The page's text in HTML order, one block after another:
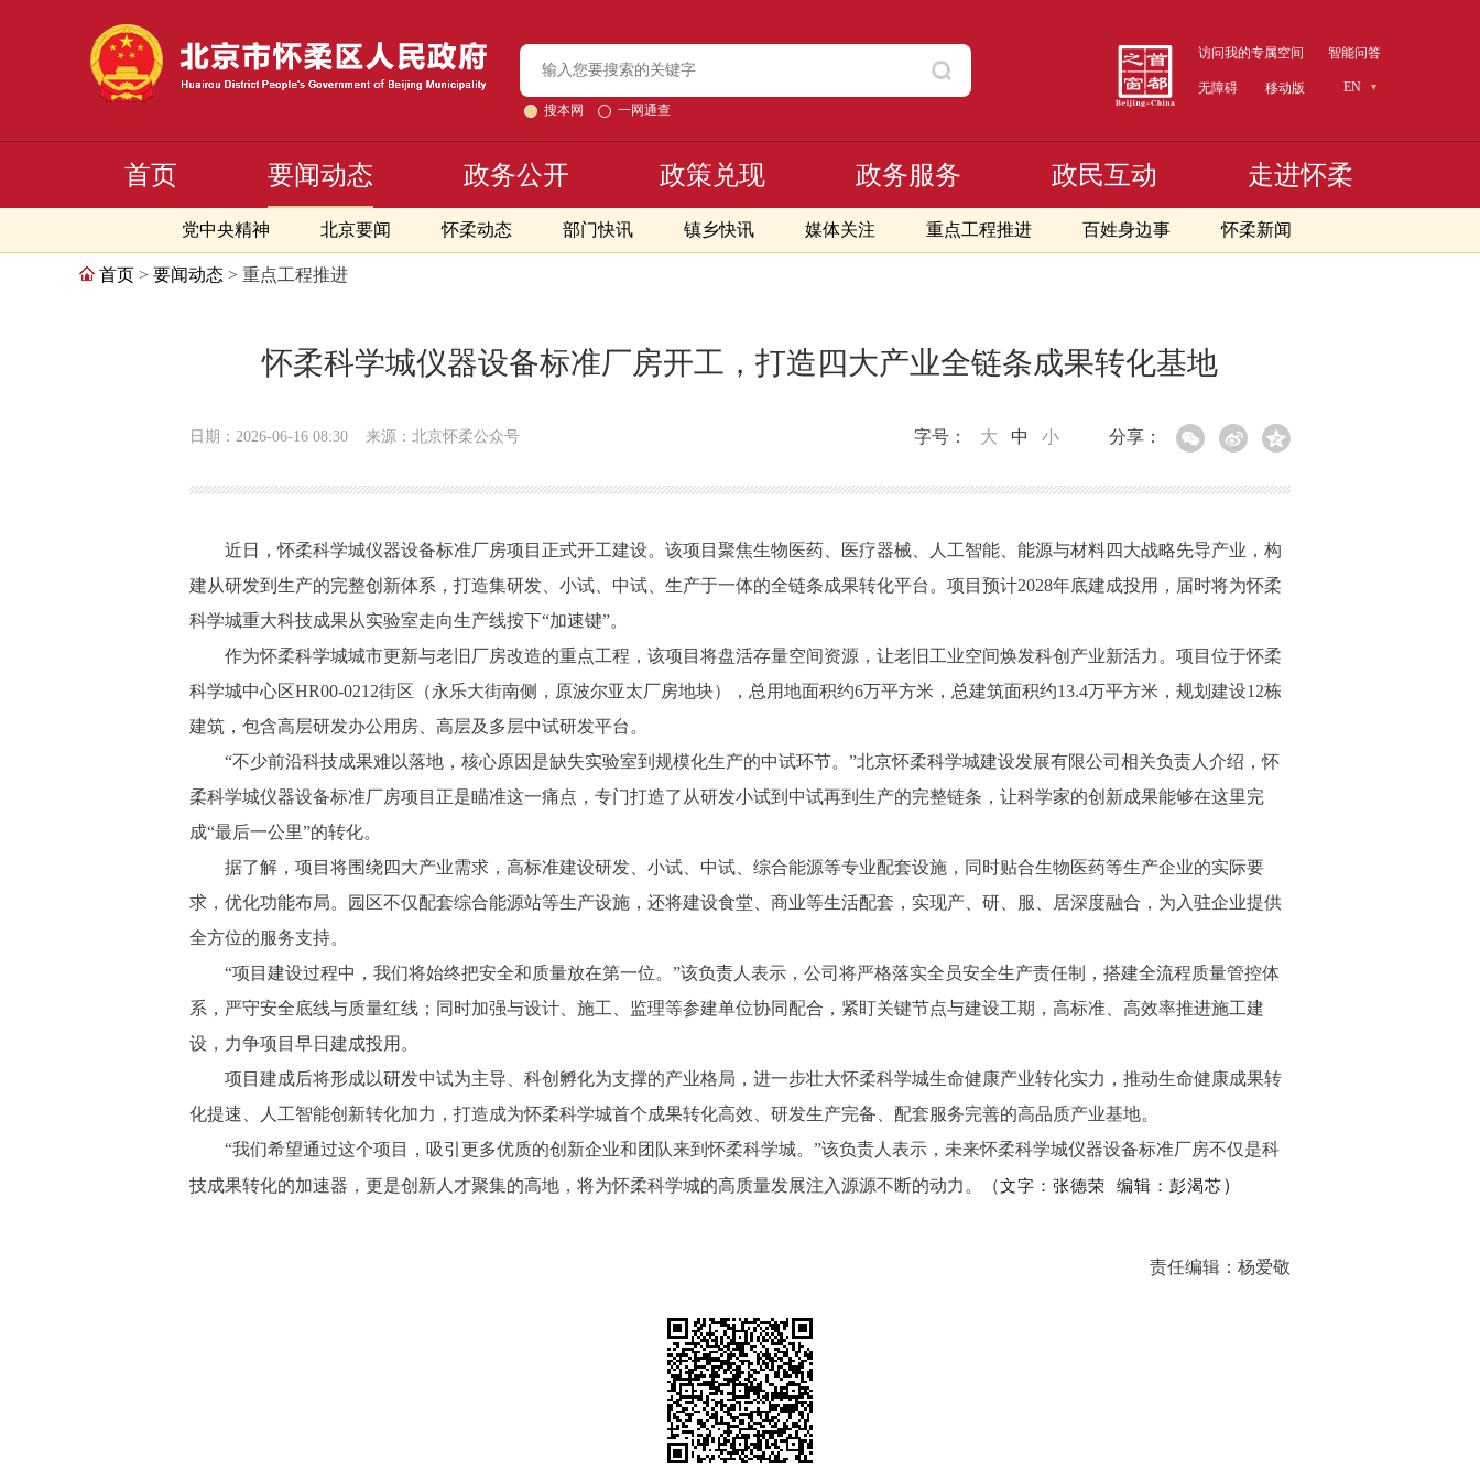
搜本网 一网通查
访问我的专属空间 智能问答
无障碍 移动版 EN
首页 要闻动态
党中央精神 北京要闻 怀柔动态 部门快讯 镇乡快讯 媒体关注 重点工程推进 百姓身边事 怀柔新闻
政务公开 政策兑现 政务服务 政民互动 走进怀柔
首页 > 要闻动态 > 重点工程推进
怀柔科学城仪器设备标准厂房开工，打造四大产业全链条成果转化基地
日期：2026-06-16 08:30 来源：北京怀柔公众号 分享：
字号： 大 中 小
近日，怀柔科学城仪器设备标准厂房项目正式开工建设。该项目聚焦生物医药、医疗器械、人工智能、能源与材料四大战略先导产业，构
建从研发到生产的完整创新体系，打造集研发、小试、中试、生产于一体的全链条成果转化平台。项目预计2028年底建成投用，届时将为怀柔
科学城重大科技成果从实验室走向生产线按下“加速键”。
作为怀柔科学城城市更新与老旧厂房改造的重点工程，该项目将盘活存量空间资源，让老旧工业空间焕发科创产业新活力。项目位于怀柔
科学城中心区HR00-0212街区（永乐大街南侧，原波尔亚太厂房地块），总用地面积约6万平方米，总建筑面积约13.4万平方米，规划建设12栋
建筑，包含高层研发办公用房、高层及多层中试研发平台。
“不少前沿科技成果难以落地，核心原因是缺失实验室到规模化生产的中试环节。”北京怀柔科学城建设发展有限公司相关负责人介绍，怀
柔科学城仪器设备标准厂房项目正是瞄准这一痛点，专门打造了从研发小试到中试再到生产的完整链条，让科学家的创新成果能够在这里完
成“最后一公里”的转化。
据了解，项目将围绕四大产业需求，高标准建设研发、小试、中试、综合能源等专业配套设施，同时贴合生物医药等生产企业的实际要
求，优化功能布局。园区不仅配套综合能源站等生产设施，还将建设食堂、商业等生活配套，实现产、研、服、居深度融合，为入驻企业提供
全方位的服务支持。
“项目建设过程中，我们将始终把安全和质量放在第一位。”该负责人表示，公司将严格落实全员安全生产责任制，搭建全流程质量管控体
系，严守安全底线与质量红线；同时加强与设计、施工、监理等参建单位协同配合，紧盯关键节点与建设工期，高标准、高效率推进施工建
设，力争项目早日建成投用。
项目建成后将形成以研发中试为主导、科创孵化为支撑的产业格局，进一步壮大怀柔科学城生命健康产业转化实力，推动生命健康成果转
化提速、人工智能创新转化加力，打造成为怀柔科学城首个成果转化高效、研发生产完备、配套服务完善的高品质产业基地。
“我们希望通过这个项目，吸引更多优质的创新企业和团队来到怀柔科学城。”该负责人表示，未来怀柔科学城仪器设备标准厂房不仅是科
技成果转化的加速器，更是创新人才聚集的高地，将为怀柔科学城的高质量发展注入源源不断的动力。（文字： 张德荣 编辑：彭渴芯）
责任编辑：杨爱敬